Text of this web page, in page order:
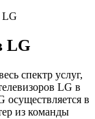
LG
LG
спектр услуг,
LG в
в
из команды